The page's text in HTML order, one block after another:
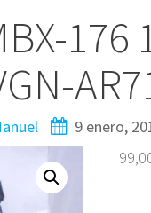
176
9 enero,